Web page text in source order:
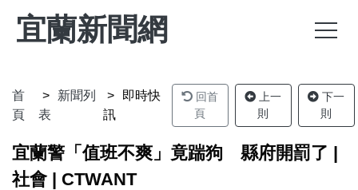
宜蘭新聞網
首
頁
新聞列
表
即時快
訊
回首
頁
上一
則
下一
則
宜蘭警「值班不爽」竟踹狗 縣府開罰了 |
社會 | CTWANT